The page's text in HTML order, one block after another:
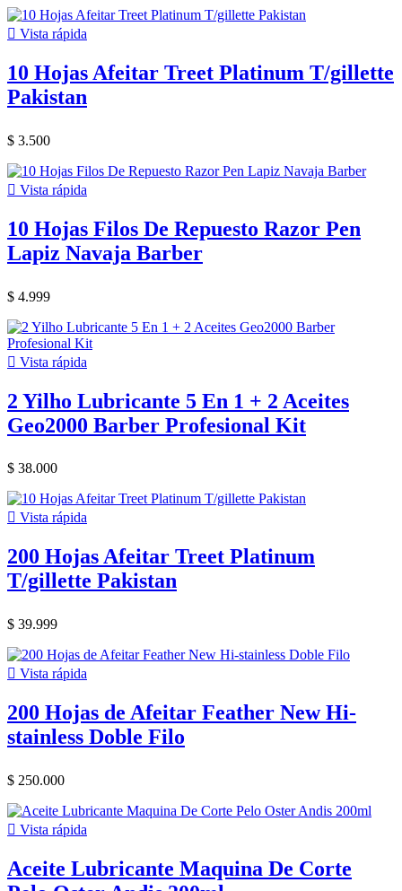
 Vista rápida
10 Hojas Afeitar Treet Platinum T/gillette
Pakistan
$ 3.500
 Vista rápida
10 Hojas Filos De Repuesto Razor Pen
Lapiz Navaja Barber
$ 4.999
 Vista rápida
2 Yilho Lubricante 5 En 1 + 2 Aceites
Geo2000 Barber Profesional Kit
$ 38.000
 Vista rápida
200 Hojas Afeitar Treet Platinum
T/gillette Pakistan
$ 39.999
 Vista rápida
200 Hojas de Afeitar Feather New Hi-
stainless Doble Filo
$ 250.000
 Vista rápida
Aceite Lubricante Maquina De Corte